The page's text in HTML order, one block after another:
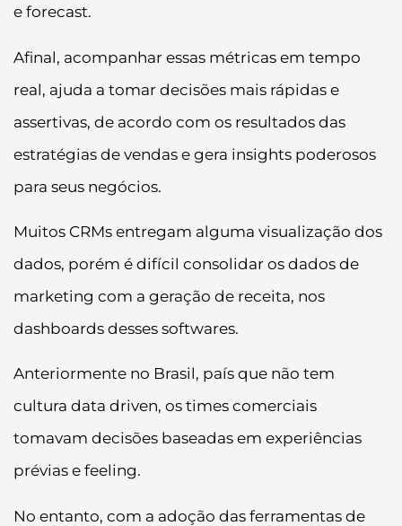
e forecast.
Afinal, acompanhar essas métricas em tempo
real, ajuda a tomar decisões mais rápidas e
assertivas, de acordo com os resultados das
estratégias de vendas e gera insights poderosos
para seus negócios.
Muitos CRMs entregam alguma visualização dos
dados, porém é difícil consolidar os dados de
marketing com a geração de receita, nos
dashboards desses softwares.
Anteriormente no Brasil, país que não tem
cultura data driven, os times comerciais
tomavam decisões baseadas em experiências
prévias e feeling.
No entanto, com a adoção das ferramentas de